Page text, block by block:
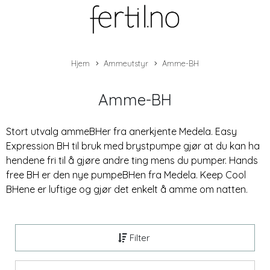
Hjem Ammeutstyr Amme-BH
Amme-BH
Stort utvalg ammeBHer fra anerkjente Medela. Easy
Expression BH til bruk med brystpumpe gjør at du kan ha
hendene fri til å gjøre andre ting mens du pumper. Hands
free BH er den nye pumpeBHen fra Medela. Keep Cool
BHene er luftige og gjør det enkelt å amme om natten.
Filter